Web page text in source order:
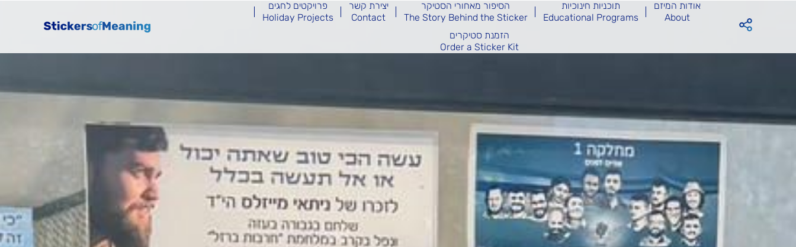
אודות המיזם
About
תוכניות חינוכיות
Educational Programs
הסיפור מאחורי הסטיקר
The Story Behind the Sticker
יצירת קשר
Contact
פרויקטים לחגים
Holiday Projects
הזמנת סטיקרים
Order a Sticker Kit